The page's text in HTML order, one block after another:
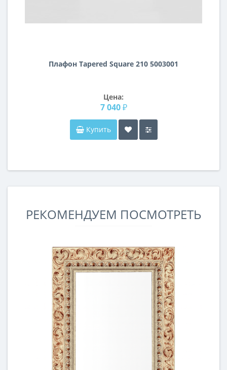
Плафон Tapered Square 210 5003001
Цена:
7 040 ₽
Купить
РЕКОМЕНДУЕМ ПОСМОТРЕТЬ